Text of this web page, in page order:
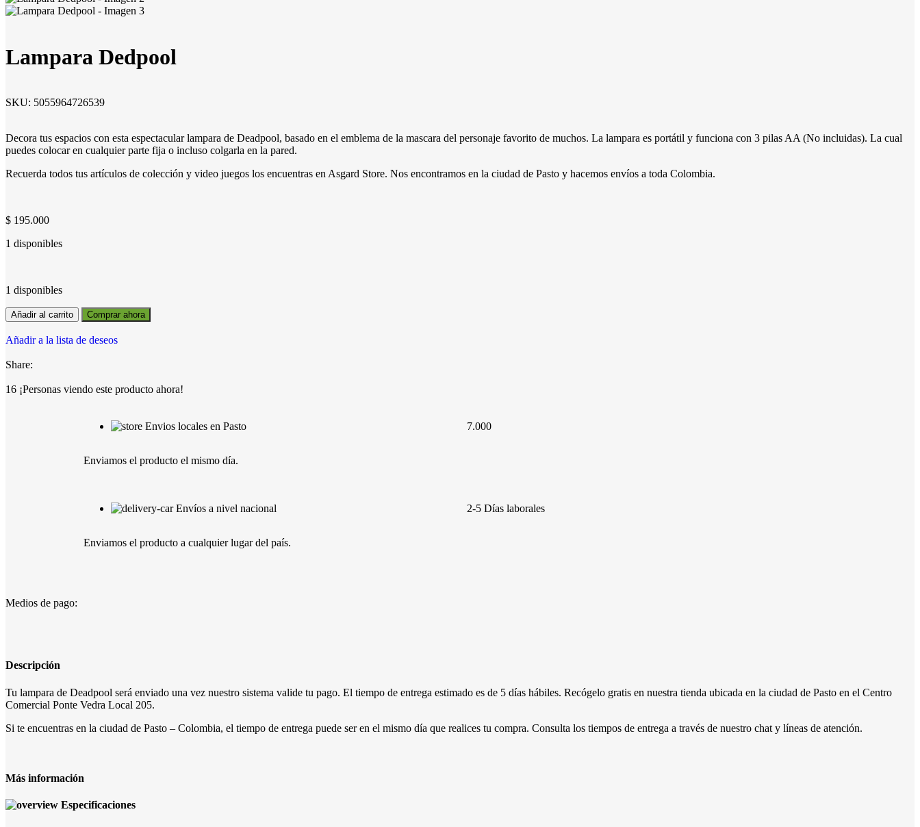
Lampara Dedpool
SKU: 5055964726539
Decora tus espacios con esta espectacular lampara de Deadpool, basado en el emblema de la mascara del personaje favorito de muchos. La lampara es portátil y funciona con 3 pilas AA (No incluidas). La cual
puedes colocar en cualquier parte fija o incluso colgarla en la pared.
Recuerda todos tus artículos de colección y video juegos los encuentras en Asgard Store. Nos encontramos en la ciudad de Pasto y hacemos envíos a toda Colombia.
$ 195.000
1 disponibles
1 disponibles
Añadir al carrito Comprar ahora
Añadir a la lista de deseos
Share:
16 ¡Personas viendo este producto ahora!
Envios locales en Pasto
Enviamos el producto el mismo día.
7.000
Envíos a nivel nacional
Enviamos el producto a cualquier lugar del país.
2-5 Días laborales
Medios de pago:
Descripción
Tu lampara de Deadpool será enviado una vez nuestro sistema valide tu pago. El tiempo de entrega estimado es de 5 días hábiles. Recógelo gratis en nuestra tienda ubicada en la ciudad de Pasto en el Centro
Comercial Ponte Vedra Local 205.
Si te encuentras en la ciudad de Pasto – Colombia, el tiempo de entrega puede ser en el mismo día que realices tu compra. Consulta los tiempos de entrega a través de nuestro chat y líneas de atención.
Más información
Especificaciones